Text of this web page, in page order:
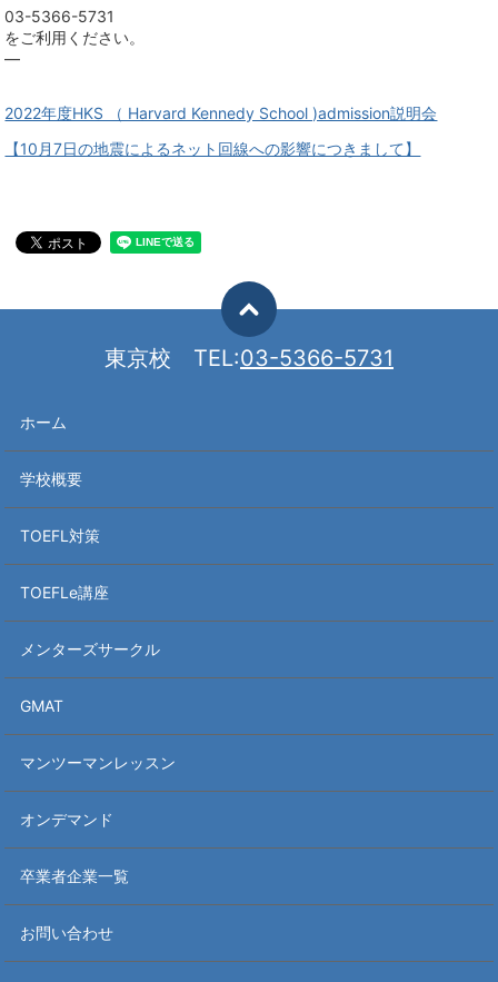
03-5366-5731
をご利用ください。
—
2022年度HKS （ Harvard Kennedy School )admission説明会
【10月7日の地震によるネット回線への影響につきまして】
東京校 TEL:03-5366-5731
ホーム
学校概要
TOEFL対策
TOEFLe講座
メンターズサークル
GMAT
マンツーマンレッスン
オンデマンド
卒業者企業一覧
お問い合わせ